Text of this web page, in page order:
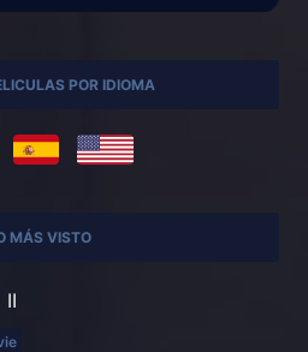
POR IDIOMA
MÁS VISTO
II